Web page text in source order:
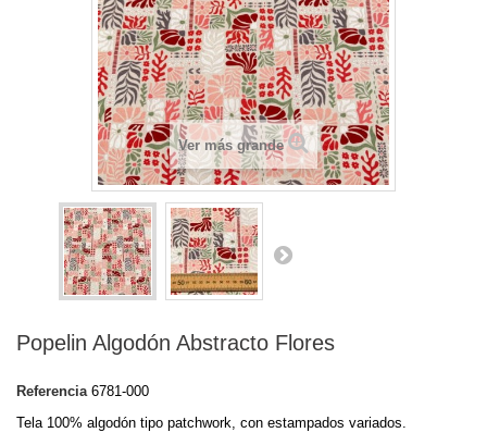
Ver más grande
Popelin Algodón Abstracto Flores
Referencia 6781-000
Tela 100% algodón tipo patchwork, con estampados variados.